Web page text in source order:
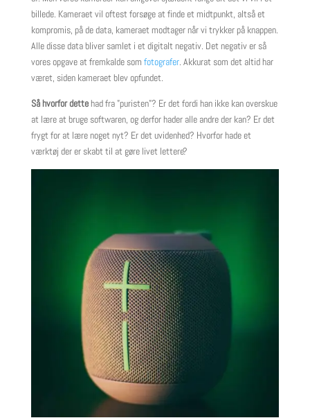
billede. Kameraet vil oftest forsøge at finde et midtpunkt, altså et
kompromis, på de data, kameraet modtager når vi trykker på knappen.
Alle disse data bliver samlet i et digitalt negativ. Det negativ er så
vores opgave at fremkalde som fotografer. Akkurat som det altid har
været, siden kameraet blev opfundet.
Så hvorfor dettehad fra ”puristen”? Er det fordi han ikke kan overskue
at lære at bruge softwaren, og derfor hader alle andre der kan? Er det
frygt for at lære noget nyt? Er det uvidenhed? Hvorfor hade et
værktøj der er skabt til at gøre livet lettere?